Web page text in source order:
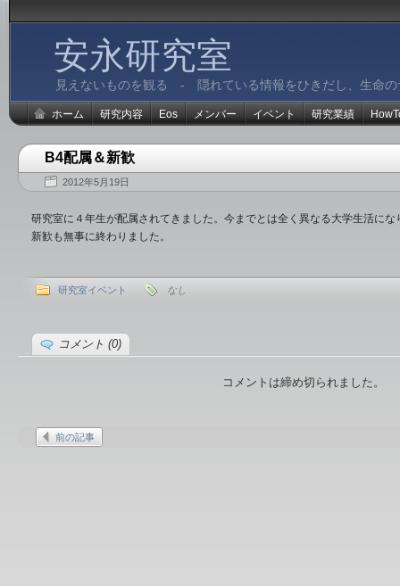
安永研究室
見えないものを観る - 隠れている情報をひきだし、生命の
ホーム 研究内容 Eos メンバー イベント 研究業績
B4配属＆新歓
2012年5月19日
研究室に４年生が配属されてきました。今までとは全く異なる大学生活に
新歓も無事に終わりました。
研究室イベント なし
コメント (0)
コメントは締め切られました。
前の記事